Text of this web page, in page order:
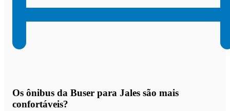
Os ônibus da Buser para Jales são mais
confortáveis?